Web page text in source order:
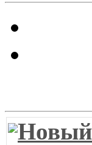
Новый